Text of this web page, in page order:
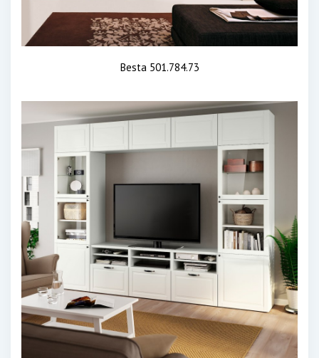
Besta 501.784.73